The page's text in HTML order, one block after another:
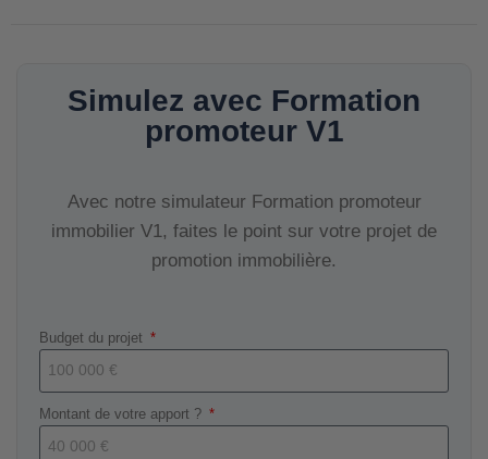
Simulez avec Formation
promoteur V1
Avec notre simulateur Formation promoteur
immobilier V1, faites le point sur votre projet de
promotion immobilière.
Budget du projet
Montant de votre apport ?